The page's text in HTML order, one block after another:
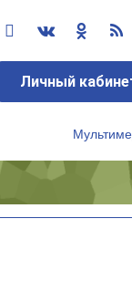
Личный